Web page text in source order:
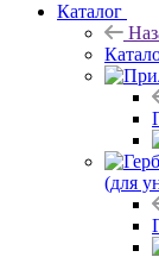
Каталог
(для